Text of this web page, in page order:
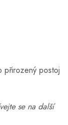
přirozený postoj
se na další